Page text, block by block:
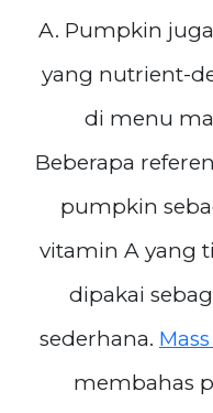
A. Pumpkin
yang nutrient-
di menu
Beberapa
pumpkin
vitamin A yang
dipakai
sederhana.
membahas